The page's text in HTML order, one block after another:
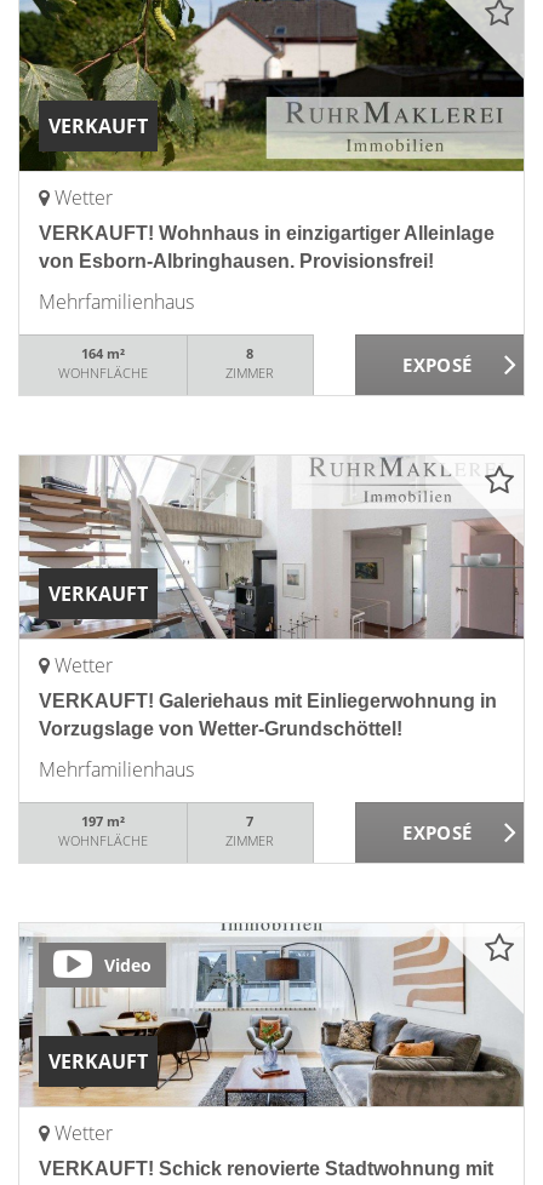
VERKAUFT
Wetter
VERKAUFT! Wohnhaus in einzigartiger Alleinlage
von Esborn-Albringhausen. Provisionsfrei!
Mehrfamilienhaus
164 m²
WOHNFLÄCHE
8
ZIMMER
VERKAUFT
Wetter
VERKAUFT! Galeriehaus mit Einliegerwohnung in
Vorzugslage von Wetter-Grundschöttel!
Mehrfamilienhaus
197 m²
WOHNFLÄCHE
7
ZIMMER
VERKAUFT
Video
Wetter
VERKAUFT! Schick renovierte Stadtwohnung mit